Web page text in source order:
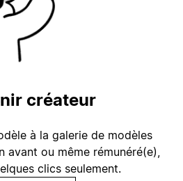
créateur
à la galerie de modèles
avant ou même rémunéré(e),
clics seulement.